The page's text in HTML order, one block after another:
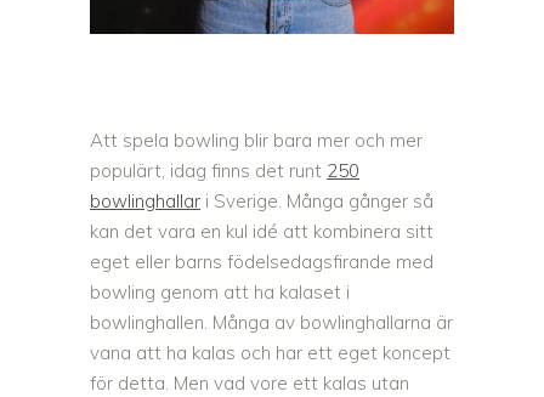
Att spela bowling blir bara mer och mer
populärt, idag finns det runt 250
bowlinghallar i Sverige. Många gånger så
kan det vara en kul idé att kombinera sitt
eget eller barns födelsedagsfirande med
bowling genom att ha kalaset i
bowlinghallen. Många av bowlinghallarna är
vana att ha kalas och har ett eget koncept
för detta. Men vad vore ett kalas utan